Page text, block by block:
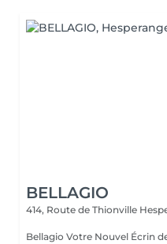
BELLAGIO
414, Route de Thionville
Bellagio Votre Nouvel Écrin de Bien-Être.